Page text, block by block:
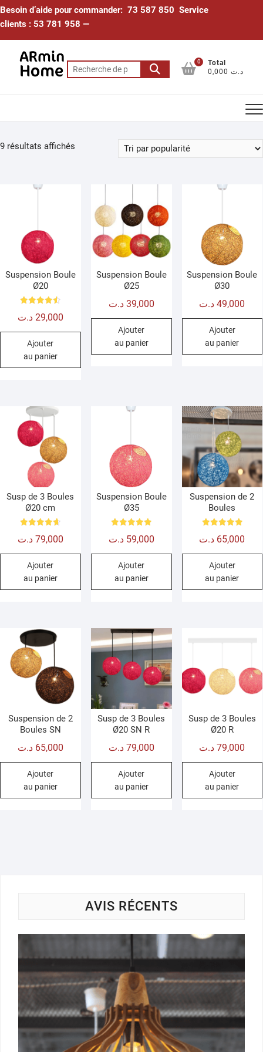
Skip
to
Besoin d’aide pour commander: 73 587 850 Service
clients : 53 781 958 —
Recherche
pour :
0
Total
0,000 د.ت
9 résultats affichés
Suspension Boule
Ø20
4.50
29,000 د.ت
Ajouter
au panier
Suspension Boule
Ø25
39,000 د.ت
Ajouter
au panier
Suspension Boule
Ø30
49,000 د.ت
Ajouter
au panier
Susp de 3 Boules
Ø20 cm
4.67
79,000 د.ت
Ajouter
au panier
Suspension Boule
Ø35
5.00
59,000 د.ت
Ajouter
au panier
Suspension de 2
Boules
5.00
65,000 د.ت
Ajouter
au panier
Suspension de 2
Boules SN
65,000 د.ت
Ajouter
au panier
Susp de 3 Boules
Ø20 SN R
79,000 د.ت
Ajouter
au panier
Susp de 3 Boules
Ø20 R
79,000 د.ت
Ajouter
au panier
AVIS RÉCENTS